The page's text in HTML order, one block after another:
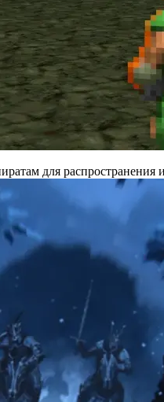
для распространения